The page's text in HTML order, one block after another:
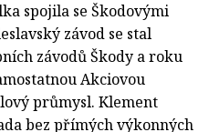
spojila se Škodovými
závod se stal
závodů Škody a roku
Akciovou
průmysl. Klement
bez přímých výkonných